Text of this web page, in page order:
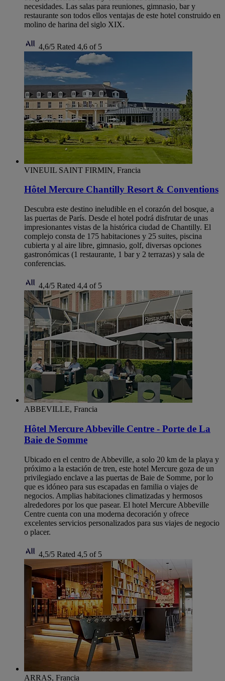
necesidades. Las salas para reuniones, gimnasio, bar y
restaurante son todos ellos ventajas de este hotel construido en
molino de harina del siglo XIX.
4,6/5 Rated 4,6 of 5
VINEUIL SAINT FIRMIN, Francia
Hôtel Mercure Chantilly Resort & Conventions
Descubra este destino ineludible en el corazón del bosque, a
las puertas de París. Desde el hotel podrá disfrutar de unas
impresionantes vistas de la histórica ciudad de Chantilly. El
complejo consta de 175 habitaciones y 25 suites, piscina
cubierta y al aire libre, gimnasio, golf, diversas opciones
gastronómicas (1 restaurante, 1 bar y 2 terrazas) y sala de
conferencias.
4,4/5 Rated 4,4 of 5
ABBEVILLE, Francia
Hôtel Mercure Abbeville Centre - Porte de La
Baie de Somme
Ubicado en el centro de Abbeville, a solo 20 km de la playa y
próximo a la estación de tren, este hotel Mercure goza de un
privilegiado enclave a las puertas de Baie de Somme, por lo
que es idóneo para sus escapadas en familia o viajes de
negocios. Amplias habitaciones climatizadas y hermosos
alrededores por los que pasear. El hotel Mercure Abbeville
Centre cuenta con una moderna decoración y ofrece
excelentes servicios personalizados para sus viajes de negocio
o placer.
4,5/5 Rated 4,5 of 5
ARRAS, Francia